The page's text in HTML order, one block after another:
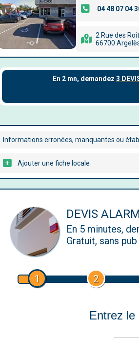
2 Rue des
66700
Informations erronées, manquantes ou
Ajouter une fiche locale
DEVIS
En 5 minutes,
Gratuit, sans
1 2
Entrez le